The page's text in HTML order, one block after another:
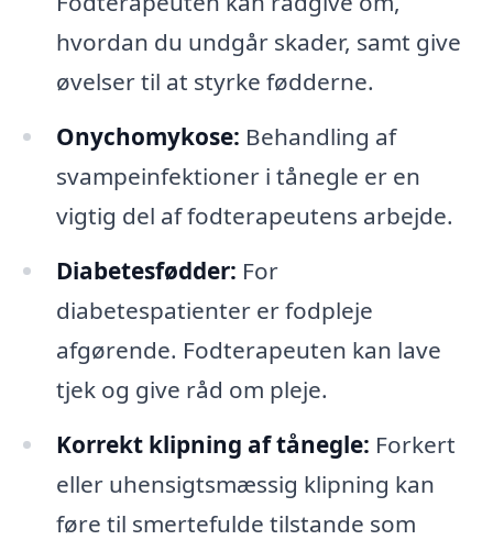
hvordan du undgår skader, samt give
øvelser til at styrke fødderne.
Onychomykose: Behandling af
svampeinfektioner i tånegle er en
vigtig del af fodterapeutens arbejde.
Diabetesfødder: For
diabetespatienter er fodpleje
afgørende. Fodterapeuten kan lave
tjek og give råd om pleje.
Korrekt klipning af tånegle: Forkert
eller uhensigtsmæssig klipning kan
føre til smertefulde tilstande som